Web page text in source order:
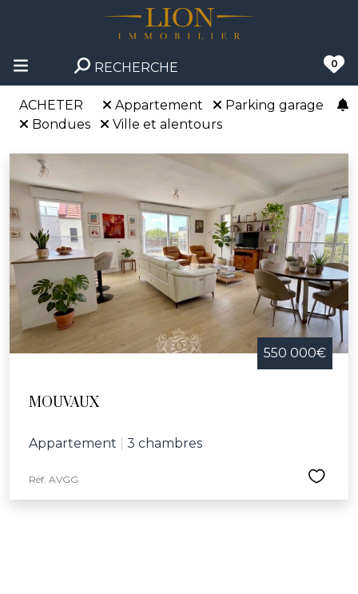
RECHERCHE 0
ACHETER Appartement
Parking garage
Bondues
Ville et alentours
550 000€
MOUVAUX
Appartement 3 chambres
Réf. AVGG